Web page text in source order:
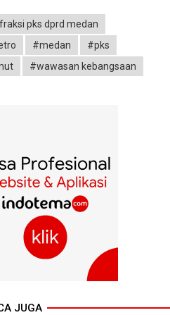
pks dprd medan
#medan
#pks
#wawasan kebangsaan
JUGA